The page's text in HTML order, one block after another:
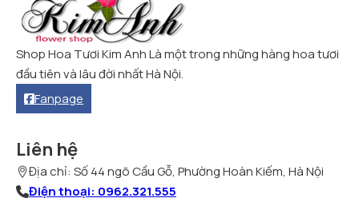
Shop Hoa Tươi Kim Anh Là một trong những hàng hoa tươi
đầu tiên và lâu đời nhất Hà Nội.
Fanpage
Liên hệ
Địa chỉ: Số 44 ngõ Cầu Gỗ, Phường Hoàn Kiếm, Hà Nội
Điện thoại: 0962.321.555